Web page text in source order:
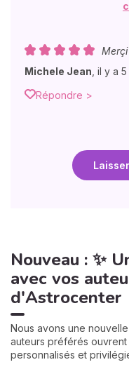
Michele Jean, il y a 5
Répondre >
Nouveau : ✨
avec vos
d'Astrocenter
Nous avons une
auteurs préférés
personnalisés et